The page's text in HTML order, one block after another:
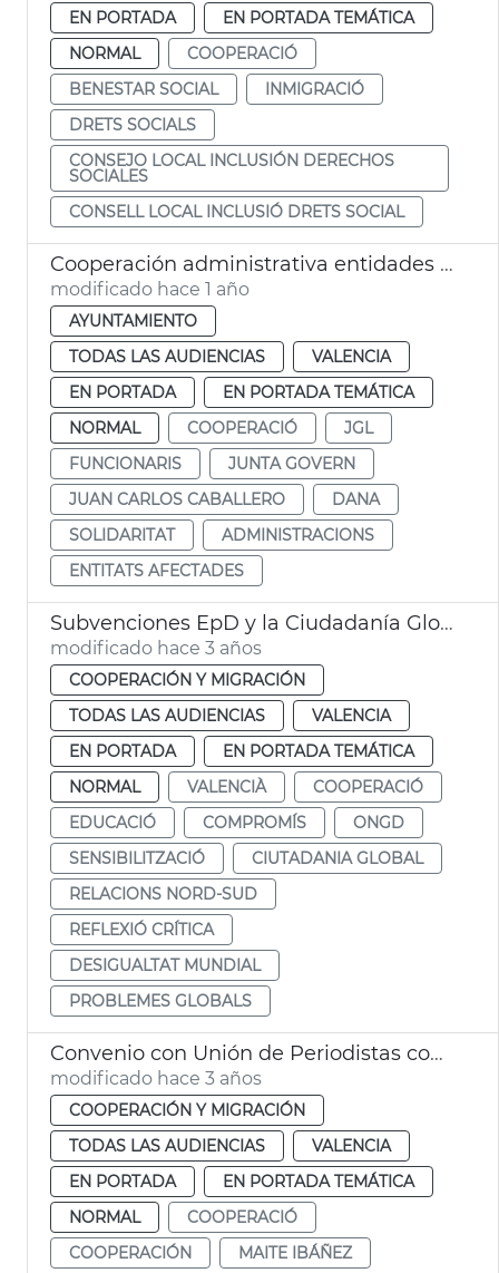
EN PORTADA
EN PORTADA TEMÁTICA
NORMAL
COOPERACIÓ
BENESTAR SOCIAL
INMIGRACIÓ
DRETS SOCIALS
CONSEJO LOCAL INCLUSIÓN DERECHOS
SOCIALES
CONSELL LOCAL INCLUSIÓ DRETS SOCIAL
Cooperación administrativa entidades locales zona Dana y anticipo nómina funcionarios afectados
modificado hace 1 año
AYUNTAMIENTO
TODAS LAS AUDIENCIAS
VALENCIA
EN PORTADA
EN PORTADA TEMÁTICA
NORMAL
COOPERACIÓ
JGL
FUNCIONARIS
JUNTA GOVERN
JUAN CARLOS CABALLERO
DANA
SOLIDARITAT
ADMINISTRACIONS
ENTITATS AFECTADES
Subvenciones EpD y la Ciudadanía Global 2023
modificado hace 3 años
COOPERACIÓN Y MIGRACIÓN
TODAS LAS AUDIENCIAS
VALENCIA
EN PORTADA
EN PORTADA TEMÁTICA
NORMAL
VALENCIÀ
COOPERACIÓ
EDUCACIÓ
COMPROMÍS
ONGD
SENSIBILITZACIÓ
CIUTADANIA GLOBAL
RELACIONS NORD-SUD
REFLEXIÓ CRÍTICA
DESIGUALTAT MUNDIAL
PROBLEMES GLOBALS
Convenio con Unión de Periodistas cooperación
modificado hace 3 años
COOPERACIÓN Y MIGRACIÓN
TODAS LAS AUDIENCIAS
VALENCIA
EN PORTADA
EN PORTADA TEMÁTICA
NORMAL
COOPERACIÓ
COOPERACIÓN
MAITE IBÁÑEZ